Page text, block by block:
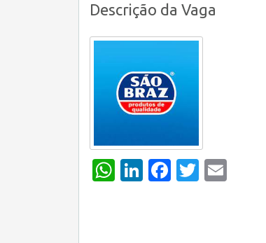
Descrição da Vaga
WhatsApp
LinkedIn
Facebook
Twitter